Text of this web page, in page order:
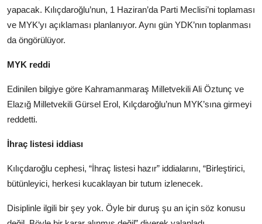
yapacak. Kılıçdaroğlu’nun, 1 Haziran’da Parti Meclisi’ni toplaması
ve MYK’yı açıklaması planlanıyor. Aynı gün YDK’nın toplanması
da öngörülüyor.
MYK reddi
Edinilen bilgiye göre Kahramanmaraş Milletvekili Ali Öztunç ve
Elazığ Milletvekili Gürsel Erol, Kılçdaroğlu’nun MYK’sına girmeyi
reddetti.
İhraç listesi iddiası
Kılıçdaroğlu cephesi, “İhraç listesi hazır” iddialarını, “Birleştirici,
bütünleyici, herkesi kucaklayan bir tutum izlenecek.
Disiplinle ilgili bir şey yok. Öyle bir duruş şu an için söz konusu